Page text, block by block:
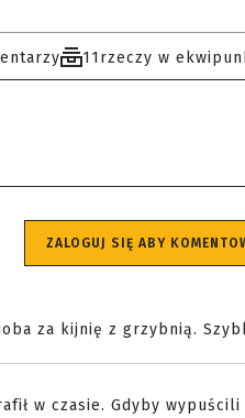
11rzeczy w
ZALOGUJ SIĘ ABY
za kijnię z grzybnią.
w czasie. Gdyby